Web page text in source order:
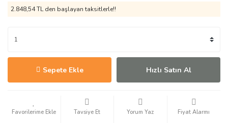
2.848,54 TL den başlayan taksitlerle!!
Sepete Ekle Hızlı Satın Al
Tavsiye Et Yorum Yaz Fiyat Alarmı